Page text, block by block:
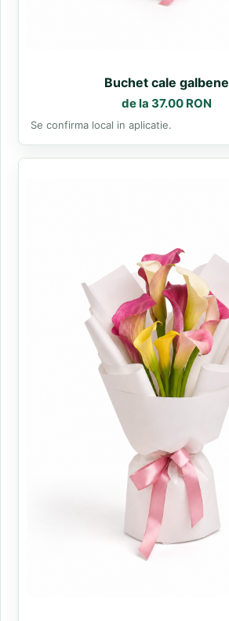
Buchet cale galbene
de la 37.00 RON
Se confirma local in aplicatie.